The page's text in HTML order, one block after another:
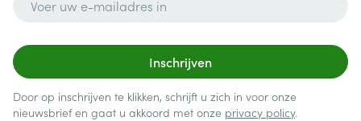
Inschrijven
Door op inschrijven te klikken, schrijft u zich in voor onze
nieuwsbrief en gaat u akkoord met onze privacy policy.